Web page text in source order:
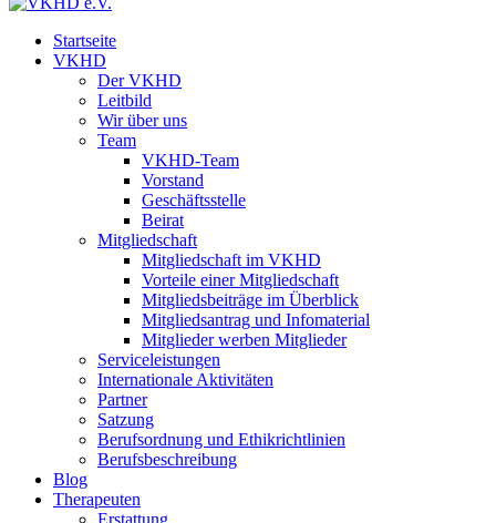
Startseite
VKHD
Der VKHD
Leitbild
Wir über uns
Team
VKHD-Team
Vorstand
Geschäftsstelle
Beirat
Mitgliedschaft
Mitgliedschaft im VKHD
Vorteile einer Mitgliedschaft
Mitgliedsbeiträge im Überblick
Mitgliedsantrag und Infomaterial
Mitglieder werben Mitglieder
Serviceleistungen
Internationale Aktivitäten
Partner
Satzung
Berufsordnung und Ethikrichtlinien
Berufsbeschreibung
Blog
Therapeuten
Erstattung